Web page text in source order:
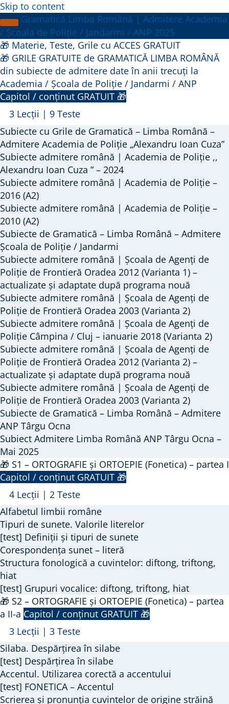
Skip to content
Gramatică Limba Română | Admitere Academia
/ Școala de Poliție / Jandarmi / ANP 2025
🎁 Materie, Teste, Grile cu ACCES GRATUIT
🎁 GRILE GRATUITE de GRAMATICĂ LIMBA ROMÂNĂ
din subiecte de admitere date în anii trecuți la
Academia / Școala de Poliție / Jandarmi / ANP
Capitol / conținut GRATUIT 🎁
Închide
🎁
GRILE
GRATUITE
de
GRAMATICĂ
LIMBA
ROMÂNĂ
din
subiecte
de
admitere
date
în
anii
trecuți
la
Academia
/
Școala
de
Poliție
/
Jandarmi
/
ANP
3 Lecții | 9 Teste
Subiecte cu Grile de Gramatică – Limba Română –
Admitere Academia de Poliție „Alexandru Ioan Cuza”
Subiecte admitere română | Academia de Poliție ,,
Alexandru Ioan Cuza ” – 2024
Subiecte admitere română | Academia de Poliție –
2016 (A2)
Subiecte admitere română | Academia de Poliție –
2010 (A2)
Subiecte de Gramatică – Limba Română – Admitere
Școala de Poliție / Jandarmi
Subiecte admitere română | Școala de Agenți de
Poliție de Frontieră Oradea 2012 (Varianta 1) –
actualizate și adaptate după programa nouă
Subiecte admitere română | Școala de Agenți de
Poliție de Frontieră Oradea 2003 (Varianta 2)
Subiecte admitere română | Școala de Agenți de
Poliție Câmpina / Cluj – ianuarie 2018 (Varianta 2)
Subiecte admitere română | Școala de Agenți de
Poliție de Frontieră Oradea 2012 (Varianta 2) –
actualizate și adaptate după programa nouă
Subiecte admitere română | Școala de Agenți de
Poliție de Frontieră Oradea 2003 (Varianta 2)
Subiecte de Gramatică – Limba Română – Admitere
ANP Târgu Ocna
Subiect Admitere Limba Română ANP Târgu Ocna –
Mai 2025
🎁 S1 – ORTOGRAFIE și ORTOEPIE (Fonetica) – partea I
Capitol / conținut GRATUIT 🎁
Arată
🎁
S1
–
ORTOGRAFIE
și
ORTOEPIE
(Fonetica)
–
partea
4 Lecții | 2 Teste
Alfabetul limbii române
Tipuri de sunete. Valorile literelor
[test] Definiții și tipuri de sunete
Corespondența sunet – literă
Structura fonologică a cuvintelor: diftong, triftong,
hiat
[test] Grupuri vocalice: diftong, triftong, hiat
🎁 S2 – ORTOGRAFIE și ORTOEPIE (Fonetica) – partea
a II-a Capitol / conținut GRATUIT 🎁
Arată
🎁
S2
–
ORTOGRAFIE
și
3 Lecții | 3 Teste
Silaba. Despărțirea în silabe
[test] Despărțirea în silabe
Accentul. Utilizarea corectă a accentului
[test] FONETICA – Accentul
Scrierea și pronunția cuvintelor de origine străină